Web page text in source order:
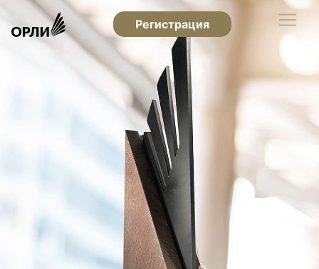
Регистрация